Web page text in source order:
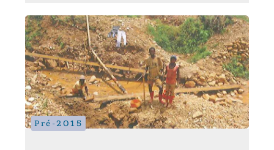
Pré-2015